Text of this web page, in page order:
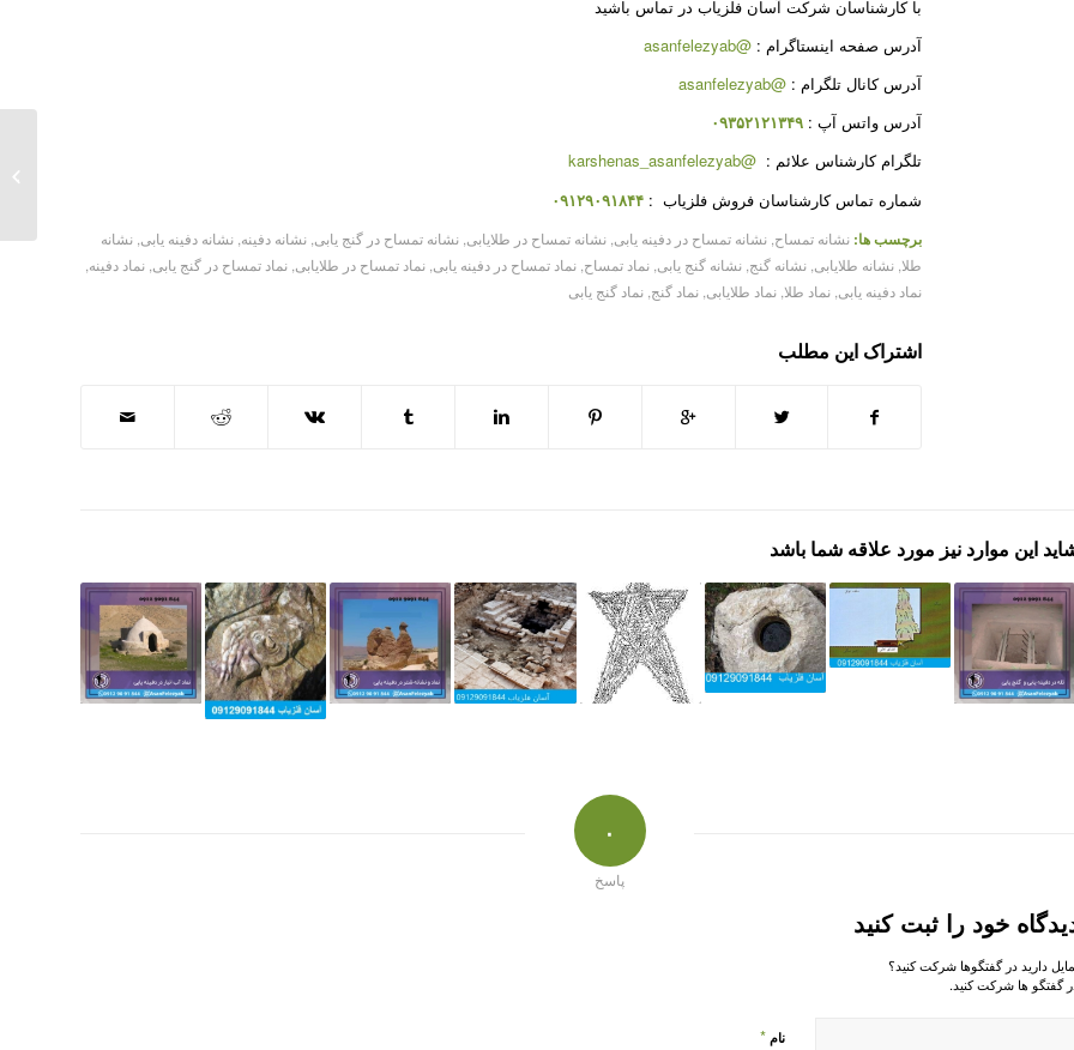
با کارشناسان شرکت آسان فلزیاب در تماس باشید
آدرس صفحه اینستاگرام : @asanfelezyab
آدرس کانال تلگرام : @asanfelezyab
آدرس واتس آپ : ۰۹۳۵۲۱۲۱۳۴۹
تلگرام کارشناس علائم : @karshenas_asanfelezyab
شماره تماس کارشناسان فروش فلزیاب : ۰۹۱۲۹۰۹۱۸۴۴
برچسب ها: نشانه تمساح نشانه تمساح در دفینه یابی نشانه تمساح در طلایابی نشانه تمساح در گنج یابی نشانه دفینه نشانه دفینه یابی نشانه
طلا نشانه طلایابی نشانه گنج نشانه گنج یابی نماد تمساح نماد تمساح در دفینه یابی نماد تمساح در طلایابی نماد تمساح در گنج یابی نماد دفینه
نماد دفینه یابی نماد طلا نماد طلایابی نماد گنج نماد گنج یابی
اشتراک این مطلب
این موارد نیز مورد علاقه شما باشد
۰
پاسخ
خود را ثبت کنید
دارید در گفتگوها شرکت کنید؟
گفتگو ها شرکت کنید.
نام *